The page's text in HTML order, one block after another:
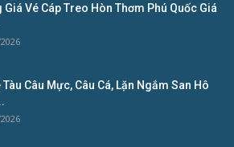
Giá Vé Cáp Treo Hòn Thơm Phú Quốc Giá
Tàu Câu Mực, Câu Cá, Lặn Ngắm San Hô